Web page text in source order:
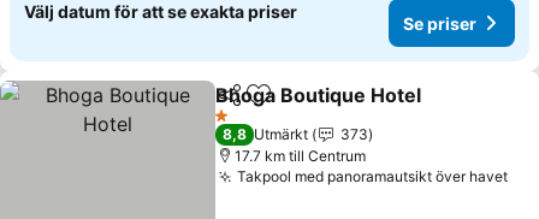
Välj datum för att se exakta priser
Se priser
Dela Lägg till i Mina Favoriter
Bhoga Boutique Hotel
1 Stjärnor
8,8 Utmärkt
373
17.7 km till Centrum
Takpool med panoramautsikt över havetSe